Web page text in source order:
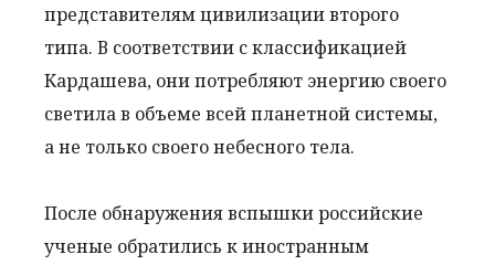
представителям цивилизации второго
типа. В соответствии с классификацией
Кардашева, они потребляют энергию своего
светила в объеме всей планетной системы,
а не только своего небесного тела.
После обнаружения вспышки российские
ученые обратились к иностранным